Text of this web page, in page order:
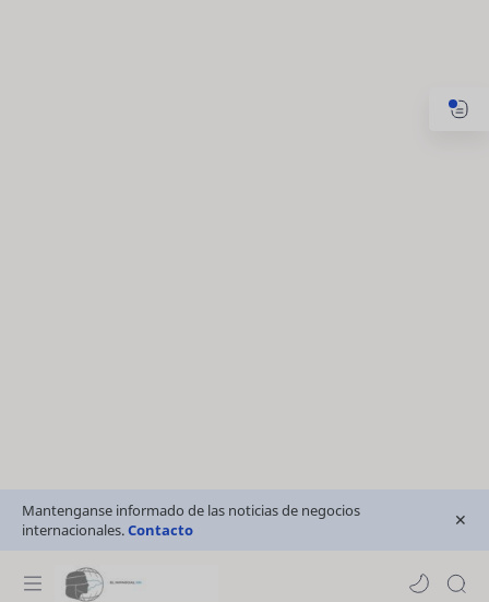
Mantenganse informado de las noticias de negocios
internacionales.Contacto